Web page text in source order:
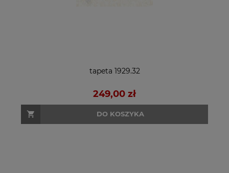
tapeta 1929.32
249,00 zł
DO KOSZYKA